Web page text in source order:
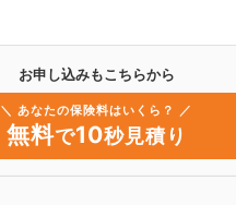
お申し込みもこちらから
＼ あなたの保険料はいくら？ ／
無料で10秒見積り